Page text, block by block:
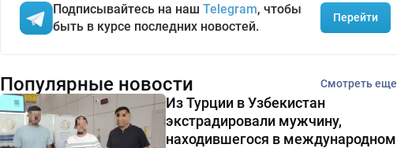
Подписывайтесь на наш Telegram, чтобы
быть в курсе последних новостей.
Перейти
Популярные новости Смотреть еще
Из Турции в Узбекистан
экстрадировали мужчину,
находившегося в международном